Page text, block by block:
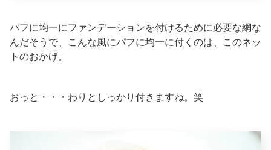
パフに均一にファンデーションを付けるために必要な網な
んだそうで、こんな風にパフに均一に付くのは、このネッ
トのおかげ。
おっと・・・わりとしっかり付きますね。笑